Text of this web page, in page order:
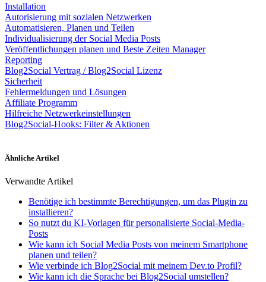
Installation
Autorisierung mit sozialen Netzwerken
Automatisieren, Planen und Teilen
Individualisierung der Social Media Posts
Veröffentlichungen planen und Beste Zeiten Manager
Reporting
Blog2Social Vertrag / Blog2Social Lizenz
Sicherheit
Fehlermeldungen und Lösungen
Affiliate Programm
Hilfreiche Netzwerkeinstellungen
Blog2Social-Hooks: Filter & Aktionen
Ähnliche Artikel
Verwandte Artikel
Benötige ich bestimmte Berechtigungen, um das Plugin zu
installieren?
So nutzt du KI-Vorlagen für personalisierte Social-Media-
Posts
Wie kann ich Social Media Posts von meinem Smartphone
planen und teilen?
Wie verbinde ich Blog2Social mit meinem Dev.to Profil?
Wie kann ich die Sprache bei Blog2Social umstellen?